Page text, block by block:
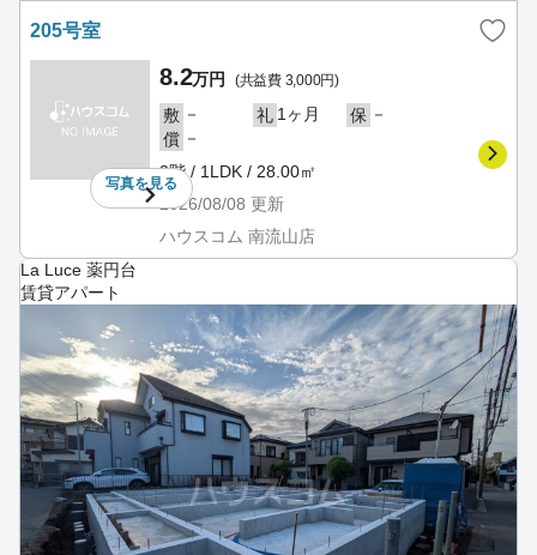
205号室
写真を見る
8.2万円 (共益費 3,000円)
敷 － 礼 1ヶ月 保 －
償 －
2階 / 1LDK / 28.00㎡
2026/08/08 更新
ハウスコム 南流山店
La Luce 薬円台
賃貸アパート